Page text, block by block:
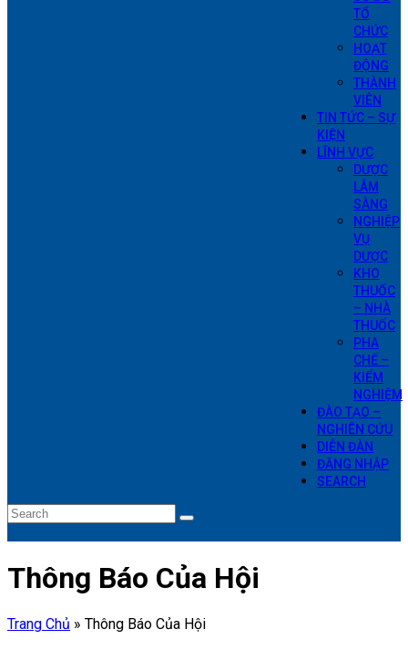
TỔ
CHỨC
HOẠT
ĐỘNG
THÀNH
VIÊN
TIN TỨC – SỰ
KIỆN
LĨNH VỰC
DƯỢC
LÂM
SÀNG
NGHIỆP
VỤ
DƯỢC
KHO
THUỐC
– NHÀ
THUỐC
PHA
CHẾ –
KIỂM
NGHIỆM
ĐÀO TẠO –
NGHIÊN CỨU
DIỄN ĐÀN
ĐĂNG NHẬP
SEARCH
Search
Submit
Thông Báo Của Hội
Trang Chủ » Thông Báo Của Hội